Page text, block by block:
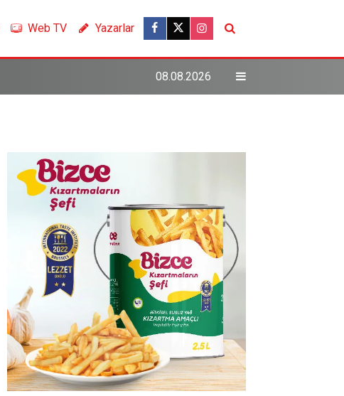
Web TV Yazarlar
08.08.2026